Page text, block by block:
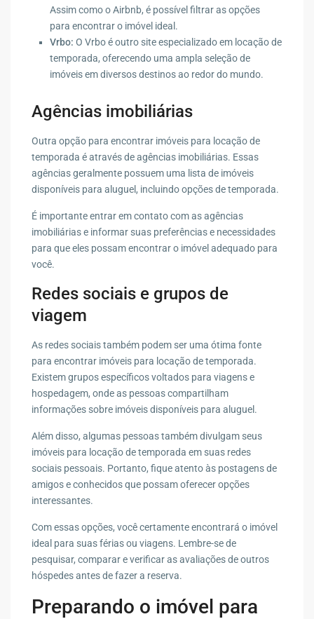
Assim como o Airbnb, é possível filtrar as opções
para encontrar o imóvel ideal.
Vrbo: O Vrbo é outro site especializado em locação de
temporada, oferecendo uma ampla seleção de
imóveis em diversos destinos ao redor do mundo.
Agências imobiliárias
Outra opção para encontrar imóveis para locação de
temporada é através de agências imobiliárias. Essas
agências geralmente possuem uma lista de imóveis
disponíveis para aluguel, incluindo opções de temporada.
É importante entrar em contato com as agências
imobiliárias e informar suas preferências e necessidades
para que eles possam encontrar o imóvel adequado para
você.
Redes sociais e grupos de
viagem
As redes sociais também podem ser uma ótima fonte
para encontrar imóveis para locação de temporada.
Existem grupos específicos voltados para viagens e
hospedagem, onde as pessoas compartilham
informações sobre imóveis disponíveis para aluguel.
Além disso, algumas pessoas também divulgam seus
imóveis para locação de temporada em suas redes
sociais pessoais. Portanto, fique atento às postagens de
amigos e conhecidos que possam oferecer opções
interessantes.
Com essas opções, você certamente encontrará o imóvel
ideal para suas férias ou viagens. Lembre-se de
pesquisar, comparar e verificar as avaliações de outros
hóspedes antes de fazer a reserva.
Preparando o imóvel para